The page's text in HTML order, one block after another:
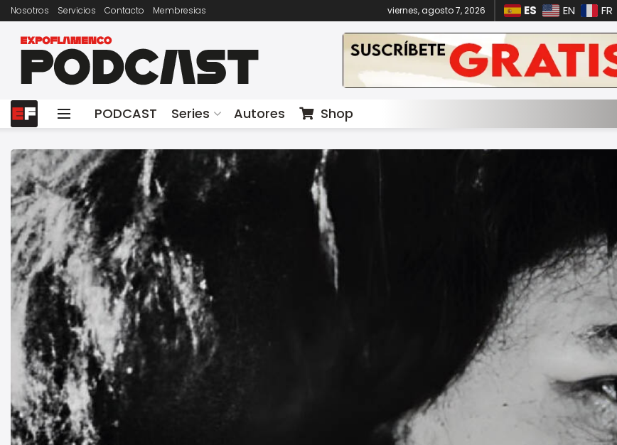
Nosotros Servicios Contacto Membresias viernes, agosto 7, 2026 ES EN FR
PODCAST Series Autores Shop